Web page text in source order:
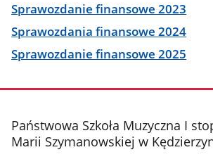
Sprawozdanie finansowe 2023
Sprawozdania finansowe 2024
Sprawozdanie finansowe 2025
stopka
Państwowa Szkoła Muzyczna I
Marii Szymanowskiej w